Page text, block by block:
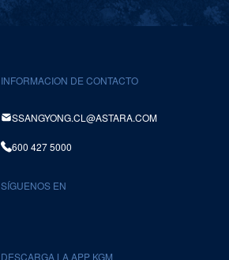
INFORMACION DE CONTACTO
SSANGYONG.CL@ASTARA.COM
600 427 5000
SÍGUENOS EN
DESCARGA LA APP KGM